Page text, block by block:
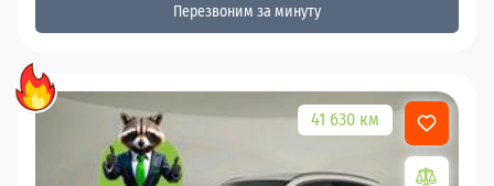
Перезвоним за минуту
41 630 км